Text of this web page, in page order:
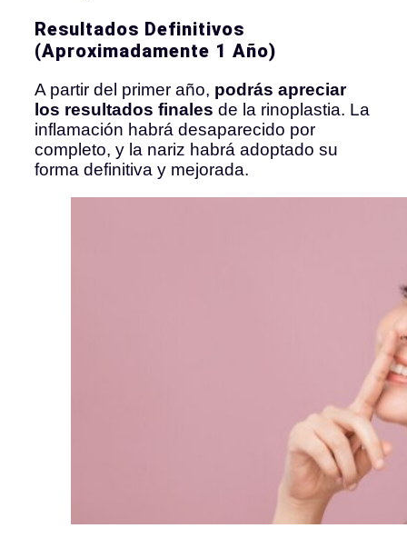
Resultados Definitivos
(Aproximadamente 1 Año)
A partir del primer año, podrás apreciar
los resultados finales de la rinoplastia. La
inflamación habrá desaparecido por
completo, y la nariz habrá adoptado su
forma definitiva y mejorada.